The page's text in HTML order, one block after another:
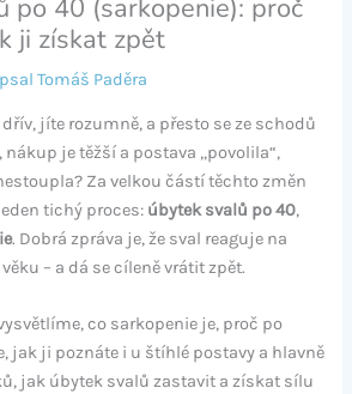
po 40 (sarkopenie): proč
ji získat zpět
Tomáš Paděra
jíte rozumně, a přesto se ze schodů
je těžší a postava „povolila“,
Za velkou částí těchto změn
tichý proces: úbytek svalů po 40,
. Dobrá zpráva je, že sval reaguje na
– a dá se cíleně vrátit zpět.
co sarkopenie je, proč po
jak ji poznáte i u štíhlé postavy a hlavně
jak úbytek svalů zastavit a získat sílu